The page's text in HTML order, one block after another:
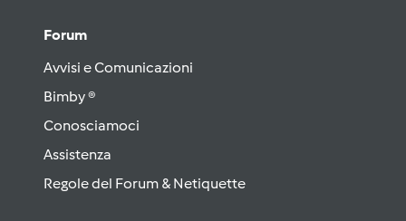
Forum
Avvisi e Comunicazioni
Bimby ®
Conosciamoci
Assistenza
Regole del Forum & Netiquette